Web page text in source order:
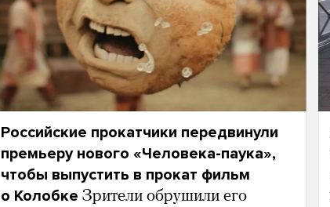
Российские прокатчики передвинули
премьеру нового «Человека-паука»,
чтобы выпустить в прокат фильм
о Колобке Зрители обрушили его